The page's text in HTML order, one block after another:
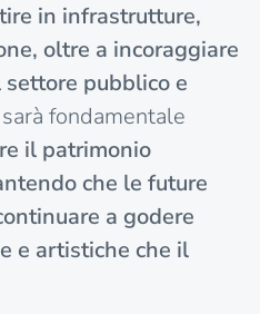
in infrastrutture,
oltre a incoraggiare
pubblico e
fondamentale
il patrimonio
che le future
a godere
e artistiche che il